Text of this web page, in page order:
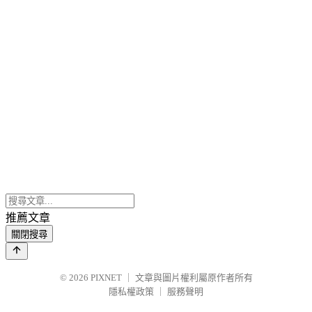
推薦文章
關閉搜尋
© 2026 PIXNET
文章與圖片權利屬原作者所有
隱私權政策
服務聲明